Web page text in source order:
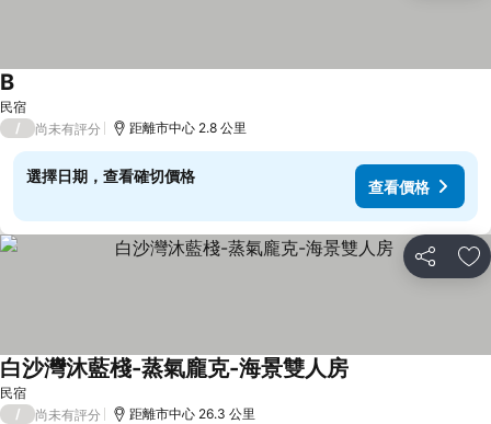
民宿
B查看價格
/ 尚未有評分 距離市中心 2.8 公里
選擇日期，查看確切價格
查看價格
分享 加
民宿
白沙灣沐藍棧-蒸氣龐克-海景雙人房
/ 尚未有評分 距離市中心 26.3 公里